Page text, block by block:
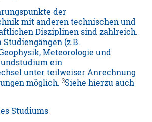
der
mit anderen technischen und
Disziplinen sind zahlreich.
(z.B.
Meteorologie und
ein
unter teilweiser Anrechnung
möglich.3Siehe hierzu auch
Studiums